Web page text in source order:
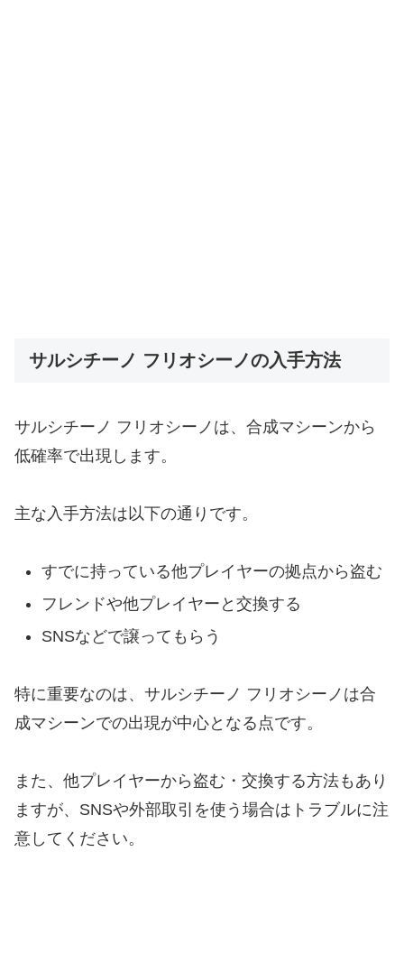
サルシチーノ フリオシーノの入手方法
サルシチーノ フリオシーノは、合成マシーンから
低確率で出現します。
主な入手方法は以下の通りです。
すでに持っている他プレイヤーの拠点から盗む
フレンドや他プレイヤーと交換する
SNSなどで譲ってもらう
特に重要なのは、サルシチーノ フリオシーノは合
成マシーンでの出現が中心となる点です。
また、他プレイヤーから盗む・交換する方法もあり
ますが、SNSや外部取引を使う場合はトラブルに注
意してください。